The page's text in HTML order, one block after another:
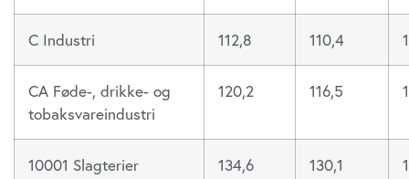
C Industri 112,8 110,4
CA Føde-, drikke- og
tobaksvareindustri
120,2 116,5
10001 Slagterier 134,6 130,1